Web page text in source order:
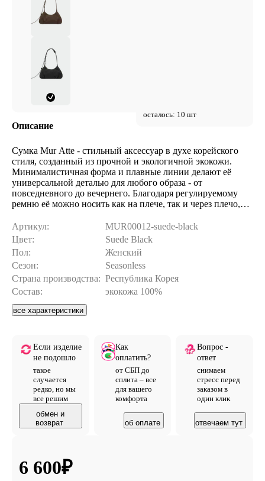
осталось: 10 шт
Описание
Сумка Mur Atte - стильный аксессуар в духе корейского
стиля, созданный из прочной и экологичной экокожи.
Минималистичная форма и плавные линии делают её
универсальной деталью для любого образа - от
повседневного до вечернего. Благодаря регулируемому
ремню её можно носить как на плече, так и через плечо,
нескольких цветах, что позволяет подобрать вариант под
настроение и стиль. Это актуальное решение для тех, кто
ценит моду и выбирает аксессуары, соответствующие
современным трендам. Размеры: ширина - 30 см, высота -
16 см, глубина - 7 см. Длина верхней ручки - 34 см,
плечевого ремня - 91 см. Уход прост: протирайте
загрязнённые участки мягкой тканью, избегайте
не просто аксессуар, а стильный акцент, который
Артикул:
MUR00012-suede-black
Цвет:
Suede Black
Пол:
Женский
Сезон:
Seasonless
Страна производства: Республика Корея
Состав:
экокожа 100%
все характеристики
Если изделие
не подошло
такое
случается
редко, но мы
все решим
обмен и
возврат
Как
оплатить?
от СБП до
сплита – все
для вашего
комфорта
об оплате
Вопрос -
ответ
снимаем
стресс перед
заказом в
один клик
отвечаем тут
6 600₽